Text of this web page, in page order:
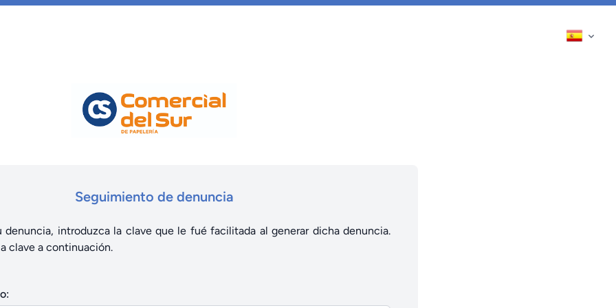
Seguimiento de denuncia
denuncia, introduzca la clave que le fué facilitada al generar dicha denuncia.
clave a continuación.